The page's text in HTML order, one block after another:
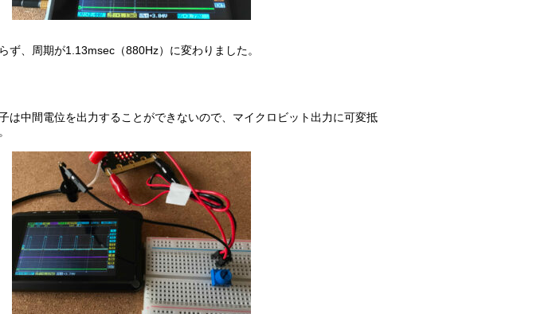
ず、周期が1.13msec（880Hz）に変わりました。
は中間電位を出力することができないので、マイクロビット出力に可変抵